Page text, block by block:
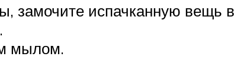
замочите испачканную вещь
мылом.